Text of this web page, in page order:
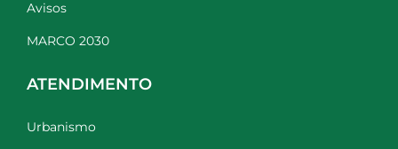
Avisos
MARCO 2030
ATENDIMENTO
Urbanismo